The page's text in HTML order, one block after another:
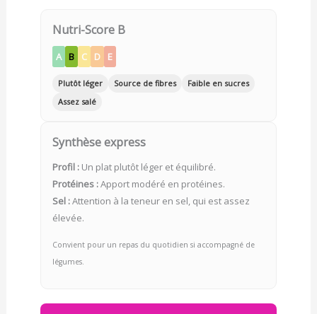
Nutri-Score B
A B C D E
Plutôt léger Source de fibres
Faible en sucres
Assez salé
Synthèse express
Profil :Un plat plutôt léger et équilibré.
Protéines :Apport modéré en protéines.
Sel :Attention à la teneur en sel, qui est assez
élevée.
Convient pour un repas du quotidien si accompagné de
légumes.